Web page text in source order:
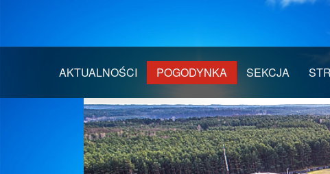
AKTUALNOŚCI POGODYNKA SEKCJA